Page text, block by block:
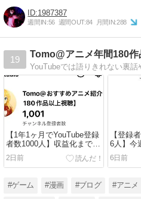
1987387
週間IN:56 週間OUT:84 月間IN:288
19
Tomo@アニメ年間180作
【1年1ヶ月でYouTube登録
者数1000人】収益化までの
軌跡と継続できた理由3選
2日前
【登録
6人】今
報告(7
6日前
#ゲーム #漫画 #ブログ #アニメ